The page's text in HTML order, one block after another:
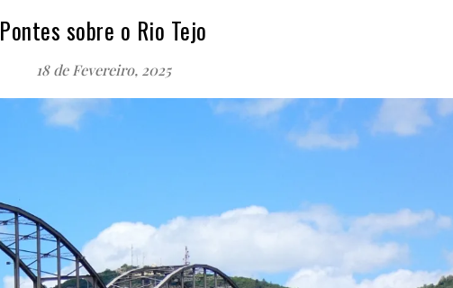
Pontes sobre o Rio Tejo
18 de Fevereiro, 2025